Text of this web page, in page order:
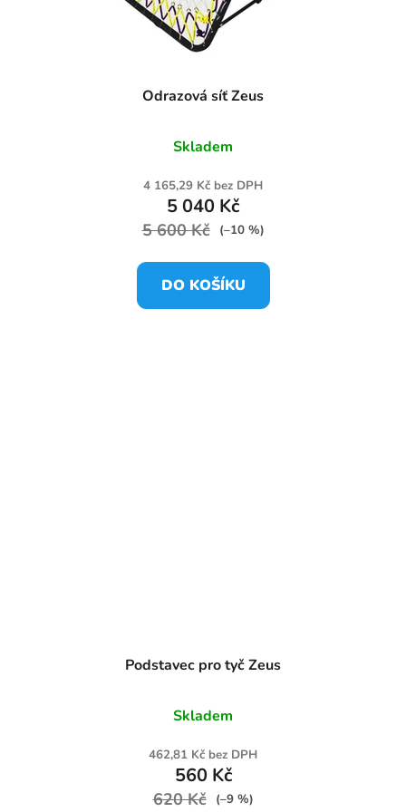
Odrazová síť Zeus
Skladem
4 165,29 Kč bez DPH
5 040 Kč
5 600 Kč (–10 %)
DO KOŠÍKU
Podstavec pro tyč Zeus
Skladem
462,81 Kč bez DPH
560 Kč
620 Kč (–9 %)